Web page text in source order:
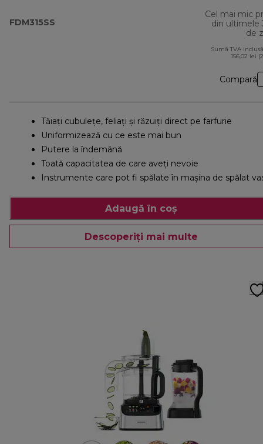
FDM315SS
Cel mai mic
din ultimele
de
Sumă TVA
156,02 lei
Compară
Tăiați cubulețe, feliați și răzuiți direct pe farfurie
Uniformizează cu ce este mai bun
Putere la îndemână
Toată capacitatea de care aveți nevoie
Instrumente care pot fi spălate în maşina de spălat
Adaugă în coș
Descoperiți mai multe